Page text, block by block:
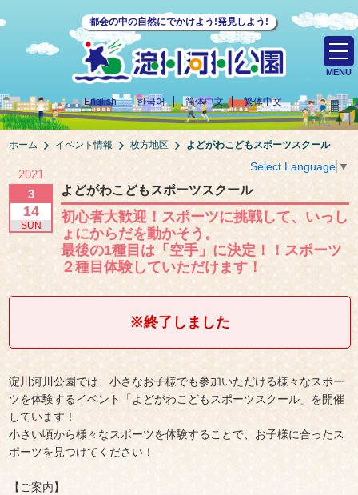
都会の中の自然にでかけよう!発見しよう!
English 한국어 简体中文 繁体中文
MENU
ホーム イベント情報 枚方地区 よどがわこどもスポーツスクール
Select Language ▼
2021
3
14
SUN
よどがわこどもスポーツスクール
初心者大歓迎！スポーツに挑戦して、いっし
ょにからだを動かそう。
最後の1種目は「空手」に決定！！スポーツ
２種目体験していただけます！
※終了しました
淀川河川公園では、小さなお子様でも参加いただける様々なスポー
ツを体験するイベント「よどがわこどもスポーツスクール」を開催
しています！
小さい頃から様々なスポーツを体験することで、お子様に合ったス
ポーツを見つけてください！
【ご案内】